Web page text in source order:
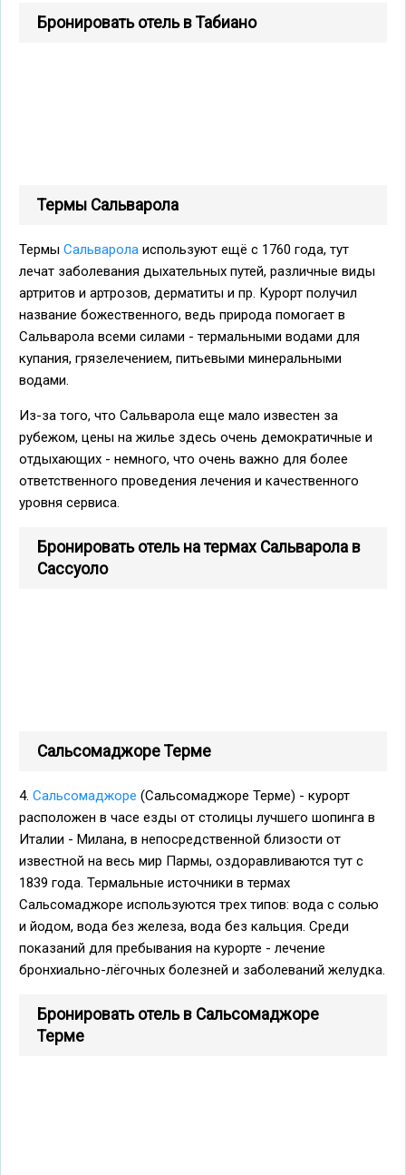
Бронировать отель в Табиано
Термы Сальварола
Термы Сальварола используют ещё с 1760 года, тут
лечат заболевания дыхательных путей, различные виды
артритов и артрозов, дерматиты и пр. Курорт получил
название божественного, ведь природа помогает в
Сальварола всеми силами - термальными водами для
купания, грязелечением, питьевыми минеральными
водами.
Из-за того, что Сальварола еще мало известен за
рубежом, цены на жилье здесь очень демократичные и
отдыхающих - немного, что очень важно для более
ответственного проведения лечения и качественного
уровня сервиса.
Бронировать отель на термах Сальварола в
Сассуоло
Сальсомаджоре Терме
4. Сальсомаджоре (Сальсомаджоре Терме) - курорт
расположен в часе езды от столицы лучшего шопинга в
Италии - Милана, в непосредственной близости от
известной на весь мир Пармы, оздоравливаются тут с
1839 года. Термальные источники в термах
Сальсомаджоре используются трех типов: вода с солью
и йодом, вода без железа, вода без кальция. Среди
показаний для пребывания на курорте - лечение
бронхиально-лёгочных болезней и заболеваний желудка.
Бронировать отель в Сальсомаджоре
Терме